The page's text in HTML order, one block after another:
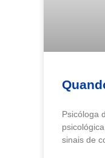
Psicóloga
sinais de